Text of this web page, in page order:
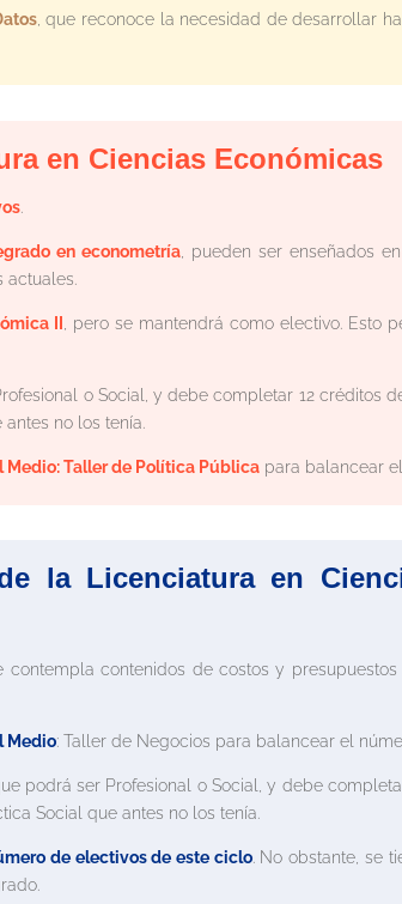
, que reconoce la necesidad de desarrollar
en Ciencias Económicas
en econometría , pueden ser enseñados
II
, pero se mantendrá como electivo.
o Social, y debe completar 12 créditos
no los tenía.
Medio: Taller de Política Pública para balancear
la Licenciatura en
contempla contenidos de costos y
Medio: Taller de Negocios para balancear el
podrá ser Profesional o Social, y debe
Social que antes no los tenía.
de electivos de este ciclo. No obstante, se